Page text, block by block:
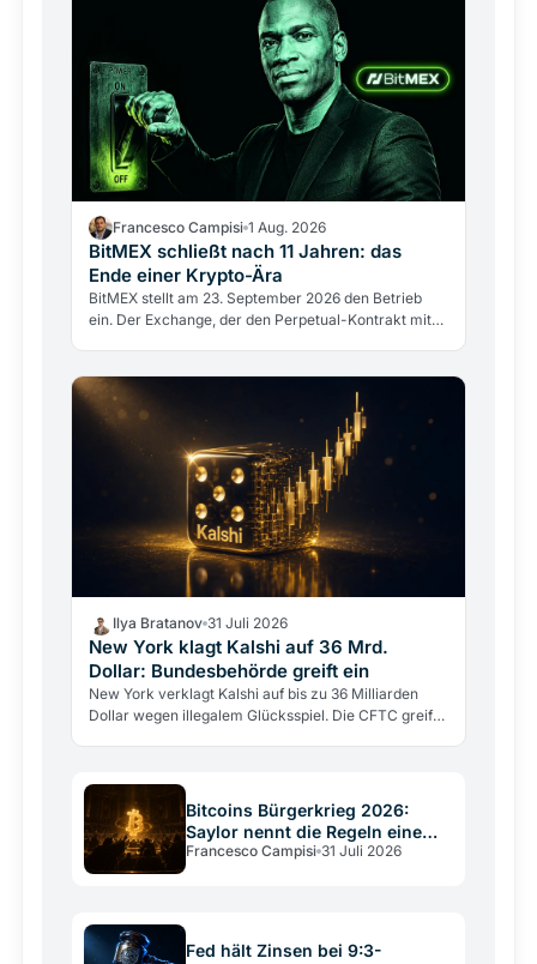
Francesco Campisi 1 Aug. 2026
BitMEX schließt nach 11 Jahren: das
Ende einer Krypto-Ära
BitMEX stellt am 23. September 2026 den Betrieb
ein. Der Exchange, der den Perpetual-Kontrakt mit
Ilya Bratanov 31 Juli 2026
New York klagt Kalshi auf 36 Mrd.
Dollar: Bundesbehörde greift ein
New York verklagt Kalshi auf bis zu 36 Milliarden
Dollar wegen illegalem Glücksspiel. Die CFTC greift
Bitcoins Bürgerkrieg 2026:
Saylor nennt die Regeln eine
Verfassung
Francesco Campisi 31 Juli 2026
Fed hält Zinsen bei 9:3-